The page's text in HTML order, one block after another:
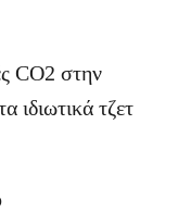
CO2 στην
ιδιωτικά τζετ